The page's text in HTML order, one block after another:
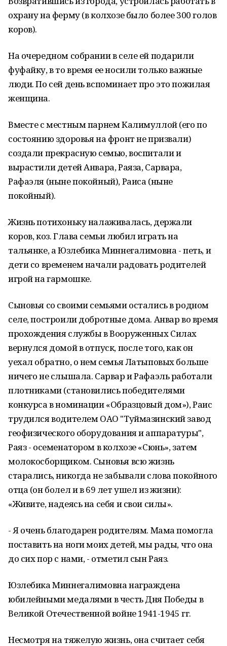
охрану на ферму (в колхозе было более 300 голов
коров).
На очередном собрании в селе ей подарили
фуфайку, в то время ее носили только важные
люди. По сей день вспоминает про это пожилая
женщина.
Вместе с местным парнем Калимуллой (его по
состоянию здоровья на фронт не призвали)
создали прекрасную семью, воспитали и
вырастили детей Анвара, Раяза, Сарвара,
Рафаэля (ныне покойный), Раиса (ныне
покойный).
Жизнь потихоньку налаживалась, держали
коров, коз. Глава семьи любил играть на
тальянке, а Юзлебика Миннегалимовна - петь, и
дети со временем начали радовать родителей
игрой на гармошке.
Сыновья со своими семьями остались в родном
селе, построили добротные дома. Анвар во время
прохождения службы в Вооруженных Силах
вернулся домой в отпуск, после того, как он
уехал обратно, о нем семья Латыповых больше
ничего не слышала. Сарвар и Рафаэль работали
плотниками (становились победителями
конкурса в номинации «Образцовый дом»), Раис
трудился водителем ОАО "Туймазинский завод
геофизического оборудования и аппаратуры",
Раяз - осеменатором в колхозе «Сюнь», затем
молокосборщиком. Сыновья всю жизнь
старались, никогда не забывали слова покойного
отца (он болел и в 69 лет ушел из жизни):
«Живите, надеясь на себя и свои силы».
- Я очень благодарен родителям. Мама помогла
поставить на ноги моих детей, мы рады, что она
до сих пор с нами, - отметил сын Раяз.
Юзлебика Миннегалимовна награждена
юбилейными медалями в честь Дня Победы в
Великой Отечественной войне 1941-1945 гг.
Несмотря на тяжелую жизнь, она считает себя